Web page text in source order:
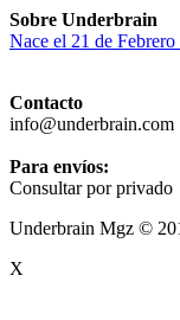
Sobre Underbrain
Nace el 21 de
Contacto
info@underbrain.com
Para envíos:
Consultar por privado
Underbrain Mgz ©
X